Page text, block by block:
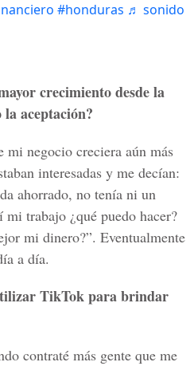
#honduras ♬ sonido
crecimiento desde la
aceptación?
mi negocio creciera aún más
interesadas y me decían:
ahorrado, no tenía ni un
trabajo ¿qué puedo hacer?
mi dinero?”. Eventualmente
a día.
TikTok para brindar
contraté más gente que me